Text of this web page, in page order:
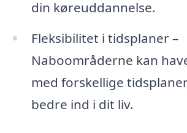
din køreuddannelse.
Fleksibilitet i tidsplaner –
Naboområderne kan
med forskellige
bedre ind i dit liv.